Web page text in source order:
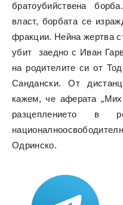
братоубийствена
власт, борбата се
фракции. Нейна жертва
убит заедно с Иван
на родителите си от
Сандански. От
кажем, че аферата
разцеплението в
Одринско.